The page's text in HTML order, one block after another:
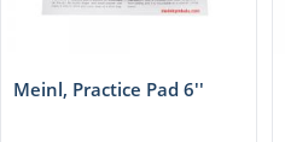
Meinl, Practice Pad 6''